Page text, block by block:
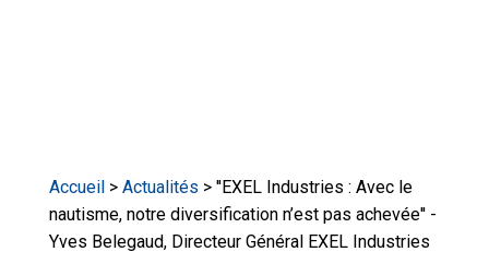
Accueil > Actualités > ''EXEL Industries : Avec le
nautisme, notre diversification n’est pas achevée'' -
Yves Belegaud, Directeur Général EXEL Industries